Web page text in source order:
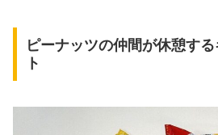
ピーナッツの仲間が休憩す
ト